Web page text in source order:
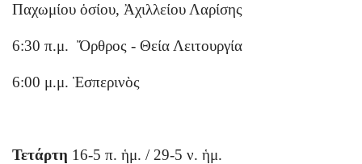
Παχωμίου ὁσίου, Ἀχιλλείου Λαρίσης
6:30 π.μ. Ὄρθρος - Θεία Λειτουργία
6:00 μ.μ. Ἑσπερινὸς
Τετάρτη 16-5 π. ἡμ. / 29-5 ν. ἡμ.